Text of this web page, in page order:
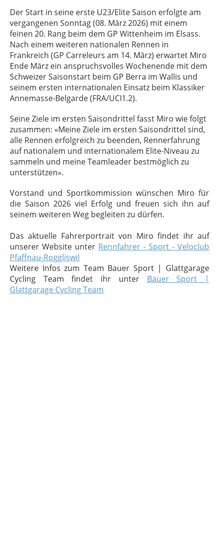
Der Start in seine erste U23/Elite Saison erfolgte am
vergangenen Sonntag (08. März 2026) mit einem
feinen 20. Rang beim dem GP Wittenheim im Elsass.
Nach einem weiteren nationalen Rennen in
Frankreich (GP Carreleurs am 14. März) erwartet Miro
Ende März ein anspruchsvolles Wochenende mit dem
Schweizer Saisonstart beim GP Berra im Wallis und
seinem ersten internationalen Einsatz beim Klassiker
Annemasse-Belgarde (FRA/UCI1.2).
Seine Ziele im ersten Saisondrittel fasst Miro wie folgt
zusammen: «Meine Ziele im ersten Saisondrittel sind,
alle Rennen erfolgreich zu beenden, Rennerfahrung
auf nationalem und internationalem Elite-Niveau zu
sammeln und meine Teamleader bestmöglich zu
unterstützen».
Vorstand und Sportkommission wünschen Miro für
die Saison 2026 viel Erfolg und freuen sich ihn auf
seinem weiteren Weg begleiten zu dürfen.
Das aktuelle Fahrerportrait von Miro findet ihr auf
unserer Website unter Rennfahrer - Sport - Veloclub
Pfaffnau-Roggliswil
Weitere Infos zum Team Bauer Sport | Glattgarage
Cycling Team findet ihr unter Bauer Sport |
Glattgarage Cycling Team